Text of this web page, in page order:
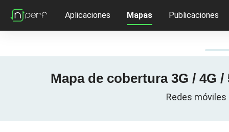
Aplicaciones Mapas Publicaciones
Mapa de cobertura 3G / 4G
Redes móviles